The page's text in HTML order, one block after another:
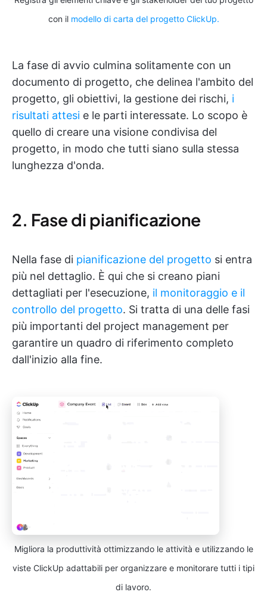
con il modello di carta del progetto ClickUp.
La fase di avvio culmina solitamente con un
documento di progetto, che delinea l'ambito del
progetto, gli obiettivi, la gestione dei rischi, i
risultati attesi e le parti interessate. Lo scopo è
quello di creare una visione condivisa del
progetto, in modo che tutti siano sulla stessa
lunghezza d'onda.
2. Fase di pianificazione
Nella fase di pianificazione del progetto si entra
più nel dettaglio. È qui che si creano piani
dettagliati per l'esecuzione, il monitoraggio e il
controllo del progetto. Si tratta di una delle fasi
più importanti del project management per
garantire un quadro di riferimento completo
dall'inizio alla fine.
Migliora la produttività ottimizzando le attività e utilizzando le
viste ClickUp adattabili per organizzare e monitorare tutti i tipi
di lavoro.